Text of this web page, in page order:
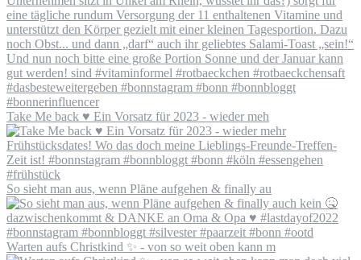
Take Me back ♥️ Ein Vorsatz für 2023 - wieder meh
So sieht man aus, wenn Pläne aufgehen & finally au
Warten aufs Christkind ✨ - von so weit oben kann m